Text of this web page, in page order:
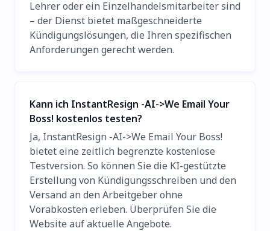
Lehrer oder ein Einzelhandelsmitarbeiter sind
– der Dienst bietet maßgeschneiderte
Kündigungslösungen, die Ihren spezifischen
Anforderungen gerecht werden.
Kann ich InstantResign -AI->We Email Your
Boss! kostenlos testen?
Ja, InstantResign -AI->We Email Your Boss!
bietet eine zeitlich begrenzte kostenlose
Testversion. So können Sie die KI-gestützte
Erstellung von Kündigungsschreiben und den
Versand an den Arbeitgeber ohne
Vorabkosten erleben. Überprüfen Sie die
Website auf aktuelle Angebote.